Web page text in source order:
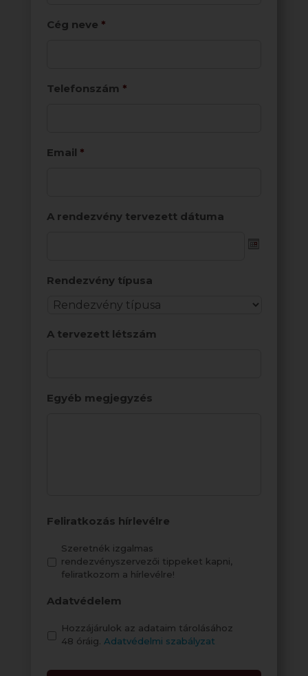
Cég neve *
Telefonszám *
Email *
A rendezvény tervezett dátuma
Format:
YYYY
MM
Rendezvény típusa
A tervezett létszám
Egyéb megjegyzés
Feliratkozás hírlevélre
Szeretnék izgalmas
rendezvényszervezői tippeket kapni,
feliratkozom a hírlevélre!
Adatvédelem
Hozzájárulok az adataim tárolásához
48 óráig. Adatvédelmi szabályzat